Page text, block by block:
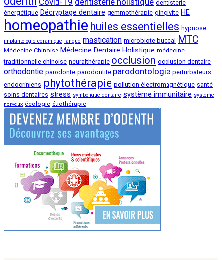
Covid-19 dentisterie holistique dentisterie
énergétique Décryptage dentaire gemmothérapie gingivite HE
homeopathie huiles essentielles hypnose
implantologie céramique langue mastication microbiote buccal MTC
Médecine Chinoise Médecine Dentaire Holistique médecine
traditionnelle chinoise neuralthérapie occlusion occlusion dentaire
orthodontie parodonte parodontite parodontologie perturbateurs
endocriniens phytothérapie pollution électromagnétique santé
soins dentaires stress symbolique dentaire système immunitaire système
nerveux écologie étiothérapie